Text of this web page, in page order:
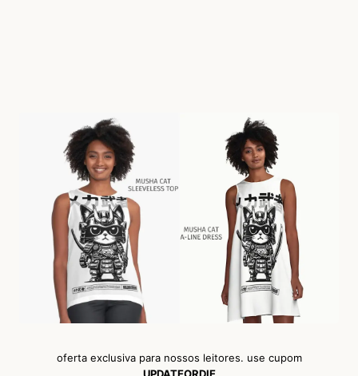
oferta exclusiva para nossos leitores. use cupom
UPDATEORDIE